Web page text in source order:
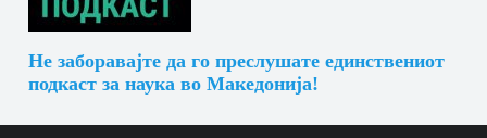
Не заборавајте да го преслушате единствениот
подкаст за наука во Македонија!